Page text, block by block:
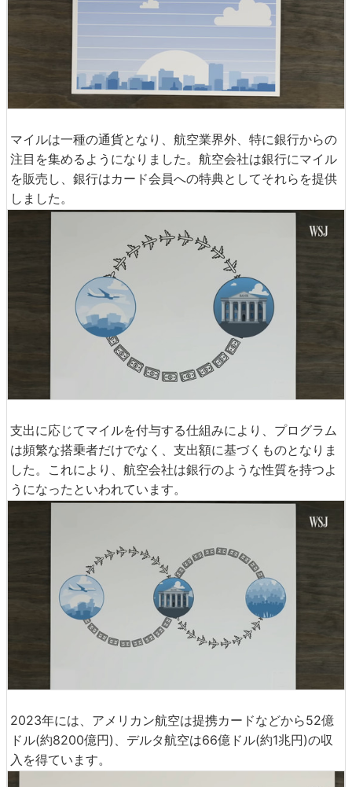
マイルは一種の通貨となり、航空業界外、特に銀行からの
注目を集めるようになりました。航空会社は銀行にマイル
を販売し、銀行はカード会員への特典としてそれらを提供
しました。
支出に応じてマイルを付与する仕組みにより、プログラム
は頻繁な搭乗者だけでなく、支出額に基づくものとなりま
した。これにより、航空会社は銀行のような性質を持つよ
うになったといわれています。
2023年には、アメリカン航空は提携カードなどから52億
ドル(約8200億円)、デルタ航空は66億ドル(約1兆円)の収
入を得ています。